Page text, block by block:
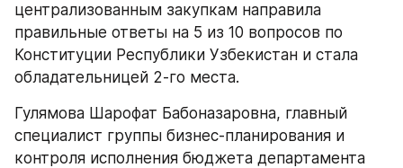
централизованным закупкам направила
правильные ответы на 5 из 10 вопросов по
Конституции Республики Узбекистан и стала
обладательницей 2-го места.
Гулямова Шарофат Бабоназаровна, главный
специалист группы бизнес-планирования и
контроля исполнения бюджета департамента